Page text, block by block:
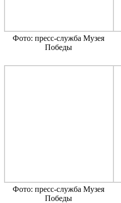
Фото: пресс-служба Музея
Победы
Фото: пресс-служба Музея
Победы